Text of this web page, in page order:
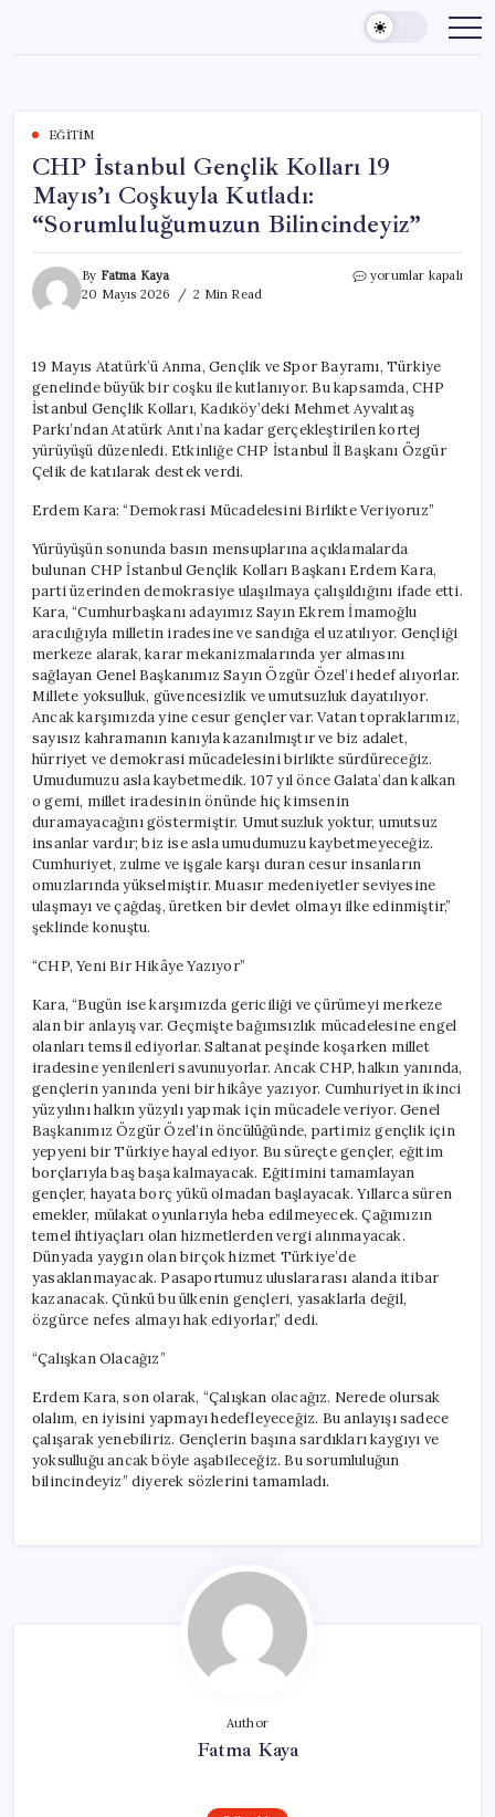
content
EĞITIM
CHP İstanbul Gençlik Kolları 19
Mayıs’ı Coşkuyla Kutladı:
“Sorumluluğumuzun Bilincindeyiz”
By Fatma Kaya
20 Mayıs 2026
2 Min Read
CHP
Mayıs’ı
Coşkuyla
Kutladı:
“Sorumluluğumuzun
Bilincindeyiz”
yorumlar kapalı
19 Mayıs Atatürk’ü Anma, Gençlik ve Spor Bayramı, Türkiye
genelinde büyük bir coşku ile kutlanıyor. Bu kapsamda, CHP
İstanbul Gençlik Kolları, Kadıköy’deki Mehmet Ayvalıtaş
Parkı’ndan Atatürk Anıtı’na kadar gerçekleştirilen kortej
yürüyüşü düzenledi. Etkinliğe CHP İstanbul İl Başkanı Özgür
Çelik de katılarak destek verdi.
Erdem Kara: “Demokrasi Mücadelesini Birlikte Veriyoruz”
Yürüyüşün sonunda basın mensuplarına açıklamalarda
bulunan CHP İstanbul Gençlik Kolları Başkanı Erdem Kara,
parti üzerinden demokrasiye ulaşılmaya çalışıldığını ifade etti.
Kara, “Cumhurbaşkanı adayımız Sayın Ekrem İmamoğlu
aracılığıyla milletin iradesine ve sandığa el uzatılıyor. Gençliği
merkeze alarak, karar mekanizmalarında yer almasını
sağlayan Genel Başkanımız Sayın Özgür Özel’i hedef alıyorlar.
Millete yoksulluk, güvencesizlik ve umutsuzluk dayatılıyor.
Ancak karşımızda yine cesur gençler var. Vatan topraklarımız,
sayısız kahramanın kanıyla kazanılmıştır ve biz adalet,
hürriyet ve demokrasi mücadelesini birlikte sürdüreceğiz.
Umudumuzu asla kaybetmedik. 107 yıl önce Galata’dan kalkan
o gemi, millet iradesinin önünde hiç kimsenin
duramayacağını göstermiştir. Umutsuzluk yoktur, umutsuz
insanlar vardır; biz ise asla umudumuzu kaybetmeyeceğiz.
Cumhuriyet, zulme ve işgale karşı duran cesur insanların
omuzlarında yükselmiştir. Muasır medeniyetler seviyesine
ulaşmayı ve çağdaş, üretken bir devlet olmayı ilke edinmiştir,”
şeklinde konuştu.
“CHP, Yeni Bir Hikâye Yazıyor”
Kara, “Bugün ise karşımızda gericiliği ve çürümeyi merkeze
alan bir anlayış var. Geçmişte bağımsızlık mücadelesine engel
olanları temsil ediyorlar. Saltanat peşinde koşarken millet
iradesine yenilenleri savunuyorlar. Ancak CHP, halkın yanında,
gençlerin yanında yeni bir hikâye yazıyor. Cumhuriyetin ikinci
yüzyılını halkın yüzyılı yapmak için mücadele veriyor. Genel
Başkanımız Özgür Özel’in öncülüğünde, partimiz gençlik için
yepyeni bir Türkiye hayal ediyor. Bu süreçte gençler, eğitim
borçlarıyla baş başa kalmayacak. Eğitimini tamamlayan
gençler, hayata borç yükü olmadan başlayacak. Yıllarca süren
emekler, mülakat oyunlarıyla heba edilmeyecek. Çağımızın
temel ihtiyaçları olan hizmetlerden vergi alınmayacak.
Dünyada yaygın olan birçok hizmet Türkiye’de
yasaklanmayacak. Pasaportumuz uluslararası alanda itibar
kazanacak. Çünkü bu ülkenin gençleri, yasaklarla değil,
özgürce nefes almayı hak ediyorlar,” dedi.
“Çalışkan Olacağız”
Erdem Kara, son olarak, “Çalışkan olacağız. Nerede olursak
olalım, en iyisini yapmayı hedefleyeceğiz. Bu anlayışı sadece
çalışarak yenebiliriz. Gençlerin başına sardıkları kaygıyı ve
yoksulluğu ancak böyle aşabileceğiz. Bu sorumluluğun
bilincindeyiz” diyerek sözlerini tamamladı.
Author
Fatma Kaya